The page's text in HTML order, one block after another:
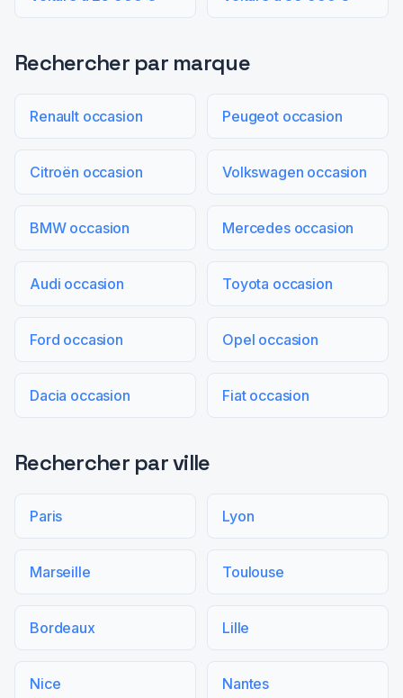
Rechercher par marque
Renault occasion Peugeot occasion
Citroën occasion Volkswagen occasion
BMW occasion Mercedes occasion
Audi occasion Toyota occasion
Ford occasion Opel occasion
Dacia occasion Fiat occasion
Rechercher par ville
Paris Lyon
Marseille Toulouse
Bordeaux Lille
Nice Nantes